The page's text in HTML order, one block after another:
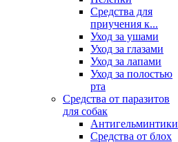
Средства для
приучения к...
Уход за ушами
Уход за глазами
Уход за лапами
Уход за полостью
рта
Средства от паразитов
для собак
Антигельминтики
Средства от блох